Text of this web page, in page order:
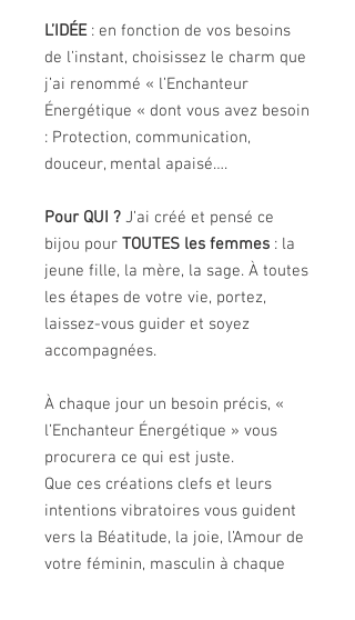
L’IDÉE : en fonction de vos besoins
de l’instant, choisissez le charm que
j’ai renommé « l’Enchanteur
Énergétique « dont vous avez besoin
: Protection, communication,
douceur, mental apaisé….
Pour QUI ? J’ai créé et pensé ce
bijou pour TOUTES les femmes : la
jeune fille, la mère, la sage. À toutes
les étapes de votre vie, portez,
laissez-vous guider et soyez
accompagnées.
À chaque jour un besoin précis, «
l’Enchanteur Énergétique » vous
procurera ce qui est juste.
Que ces créations clefs et leurs
intentions vibratoires vous guident
vers la Béatitude, la joie, l’Amour de
votre féminin, masculin à chaque